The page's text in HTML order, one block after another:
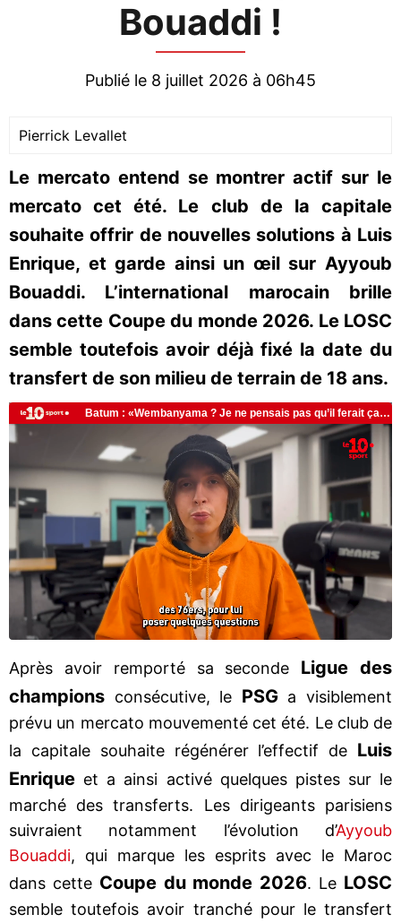
Bouaddi !
Publié le 8 juillet 2026 à 06h45
Pierrick Levallet
Le mercato entend se montrer actif sur le
mercato cet été. Le club de la capitale
souhaite offrir de nouvelles solutions à Luis
Enrique, et garde ainsi un œil sur Ayyoub
Bouaddi. L’international marocain brille
dans cette Coupe du monde 2026. Le LOSC
semble toutefois avoir déjà fixé la date du
transfert de son milieu de terrain de 18 ans.
Après avoir remporté sa seconde Ligue des
champions consécutive, le PSG a visiblement
prévu un mercato mouvementé cet été. Le club de
la capitale souhaite régénérer l’effectif de Luis
Enrique et a ainsi activé quelques pistes sur le
marché des transferts. Les dirigeants parisiens
suivraient notamment l’évolution d’Ayyoub
Bouaddi, qui marque les esprits avec le Maroc
dans cette Coupe du monde 2026. Le LOSC
semble toutefois avoir tranché pour le transfert